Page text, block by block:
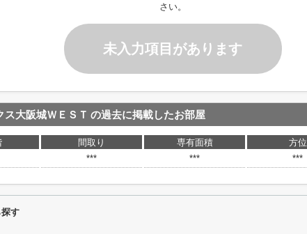
さい。
未入力項目があります
ス大阪城ＷＥＳＴ の過去に掲載したお部屋
間取り 専有面積 方位
*** *** ***
す